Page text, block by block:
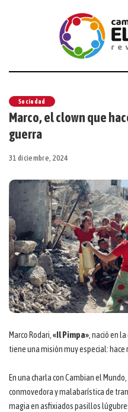
Sociedad
Marco, el clown que
guerra
31 diciembre, 2024
Marco Rodari,«Il Pimpa», nació en
tiene una misión muy especial: hace
En una charla con Cambian el
conmovedora y malabarística de
magia en asfixiados pasillos